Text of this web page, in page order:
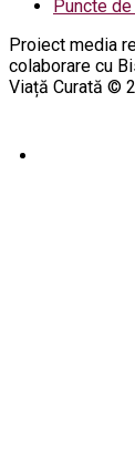
Puncte
Proiect media
colaborare cu
Viață Curată ©